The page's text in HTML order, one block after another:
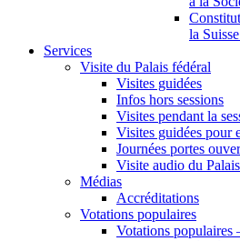
la
Services
Visite du Palais fédéral
Visites guidées
Infos hors sessions
Visites pendant la
Visites guidées pour
Journées portes
Visite audio du
Médias
Accréditations
Votations populaires
Votations populaires